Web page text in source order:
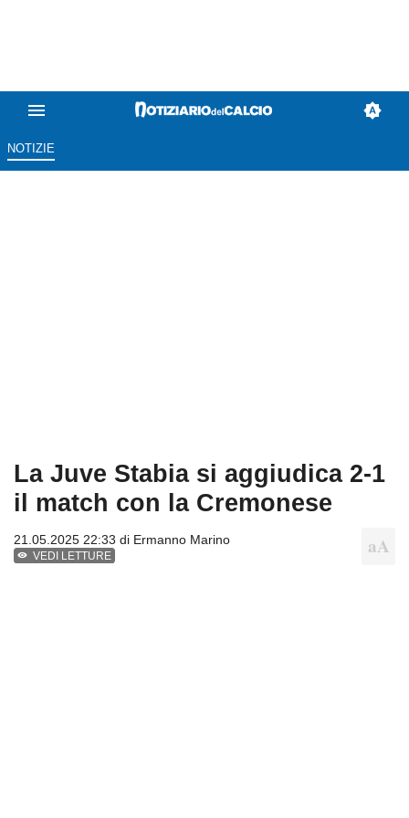
NOTIZIE
La Juve Stabia si aggiudica 2-1
il match con la Cremonese
21.05.2025 22:33 di Ermanno Marino
VEDI LETTURE